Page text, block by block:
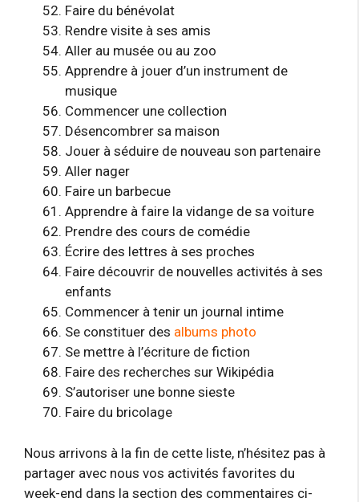
Faire du bénévolat
Rendre visite à ses amis
Aller au musée ou au zoo
Apprendre à jouer d’un instrument de
musique
Commencer une collection
Désencombrer sa maison
Jouer à séduire de nouveau son partenaire
Aller nager
Faire un barbecue
Apprendre à faire la vidange de sa voiture
Prendre des cours de comédie
Écrire des lettres à ses proches
Faire découvrir de nouvelles activités à ses
enfants
Commencer à tenir un journal intime
Se constituer des albums photo
Se mettre à l’écriture de fiction
Faire des recherches sur Wikipédia
S’autoriser une bonne sieste
Faire du bricolage
Nous arrivons à la fin de cette liste, n’hésitez pas à
partager avec nous vos activités favorites du
week-end dans la section des commentaires ci-